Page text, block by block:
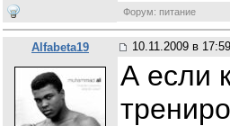
Форум: питание
Alfabeta19 10.11.2009 в 17:59
А если